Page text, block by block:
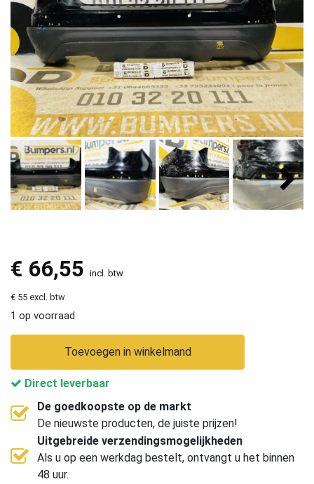
€ 66,55 incl. btw
€ 55 excl. btw
1 op voorraad
Toevoegen in winkelmand
Direct leverbaar
De goedkoopste op de markt
De nieuwste producten, de juiste prijzen!
Uitgebreide verzendingsmogelijkheden
Als u op een werkdag bestelt, ontvangt u het binnen
48 uur.